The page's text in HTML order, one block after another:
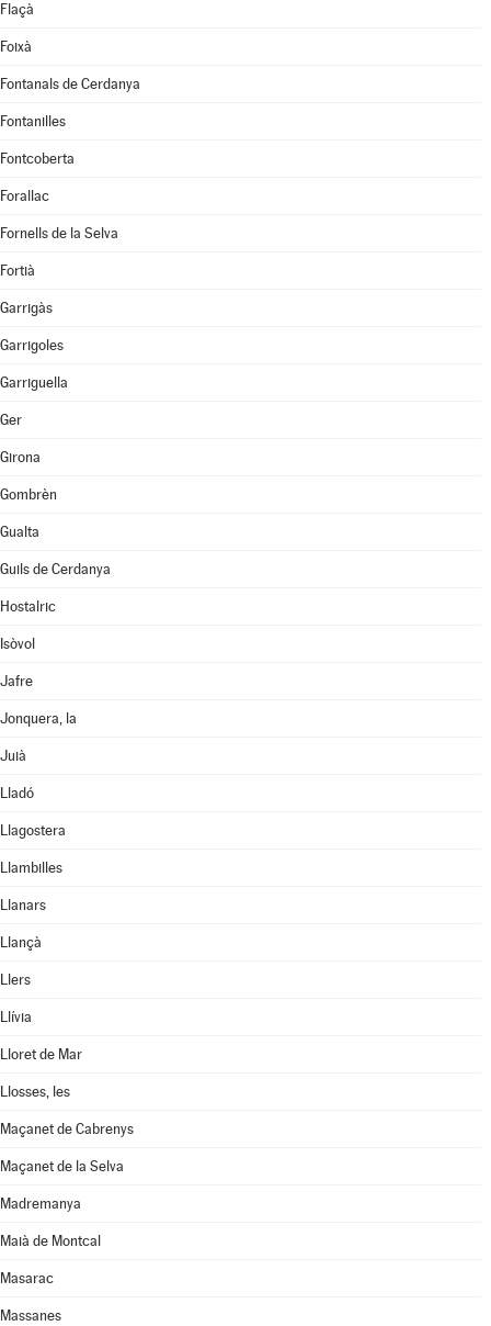
Flaçà
Foixà
Fontanals de Cerdanya
Fontanilles
Fontcoberta
Forallac
Fornells de la Selva
Fortià
Garrigàs
Garrigoles
Garriguella
Ger
Girona
Gombrèn
Gualta
Guils de Cerdanya
Hostalric
Isòvol
Jafre
Jonquera, la
Juià
Lladó
Llagostera
Llambilles
Llanars
Llançà
Llers
Llívia
Lloret de Mar
Llosses, les
Maçanet de Cabrenys
Maçanet de la Selva
Madremanya
Maià de Montcal
Masarac
Massanes